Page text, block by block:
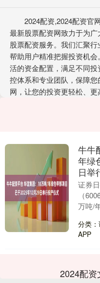
2024配资,2024配资官
最新股票配资网致力于为
股票配资服务。我们汇聚
帮助用户精准把握投资机
活的资金配置，满足不同
控体系和专业团队，保障
网，让您的投资更轻松、更
牛牛
年绿
日举
证券
（
万吨/
举行
能、....
分类
APP
2024配